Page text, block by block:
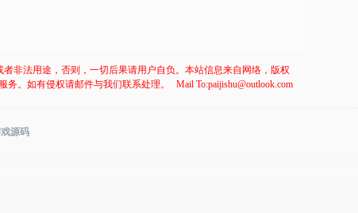
非法用途，否则，一切后果请用户自负。本站信息来自网络，版权
。如有侵权请邮件与我们联系处理。
Mail To:paijishu@outlook.com
源码